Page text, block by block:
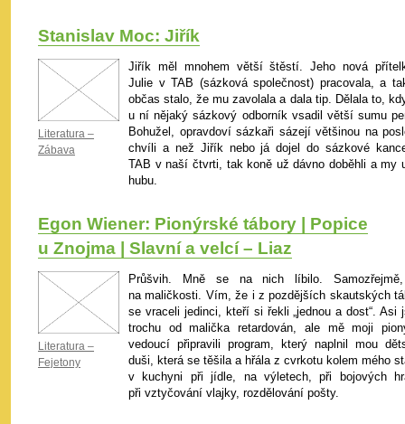
Stanislav Moc: Jiřík
Literatura –
Zábava
Jiřík měl mnohem větší štěstí. Jeho nová
Julie v TAB (sázková společnost) pracovala, a
občas stalo, že mu zavolala a dala tip. Dělala to,
u ní nějaký sázkový odborník vsadil větší sumu
Bohužel, opravdoví sázkaři sázejí většinou na
chvíli a než Jiřík nebo já dojel do sázkové
TAB v naší čtvrti, tak koně už dávno doběhli a my
hubu.
Egon Wiener: Pionýrské tábory | Popice
u Znojma | Slavní a velcí – Liaz
Literatura –
Fejetony
Průšvih. Mně se na nich líbilo.
na maličkosti. Vím, že i z pozdějších skautských
se vraceli jedinci, kteří si řekli „jednou a dost“. Asi
trochu od malička retardován, ale mě moji
vedoucí připravili program, který naplnil mou
duši, která se těšila a hřála z cvrkotu kolem mého
v kuchyni při jídle, na výletech, při bojových
při vztyčování vlajky, rozdělování pošty.